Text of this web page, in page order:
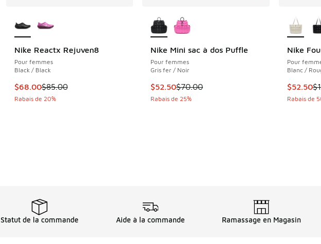
Nike Reactx Rejuven8
Pour femmes
Black / Black
Cet article est en solde. Le prix est passé de $85.00 à $68.00
$68.00$85.00
Rabais de 20%
Nike Mini sac à dos Puffle
Pour femmes
Gris fer / Noir
Cet article est en solde. Le prix est passé de
$52.50$70.00
Rabais de 25%
Nike
Pour
Blanc /
Cet
$52.50
Rabais de
Statut de la commande Aide à la commande Ramassage en Magasin